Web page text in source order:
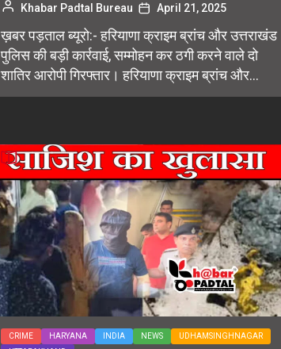
Khabar Padtal Bureau April 21, 2025
ख़बर पड़ताल ब्यूरो:- हरियाणा क्राइम ब्रांच और उत्तराखंड
पुलिस की बड़ी कार्रवाई, सम्मोहन कर ठगी करने वाले दो
शातिर आरोपी गिरफ्तार। हरियाणा क्राइम ब्रांच और...
CRIME HARYANA INDIA NEWS
UDHAMSINGHNAGAR